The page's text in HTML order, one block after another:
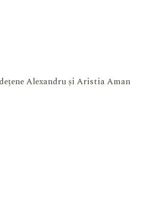
Alexandru și Aristia Aman